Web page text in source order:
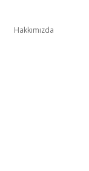
Hakkımızda